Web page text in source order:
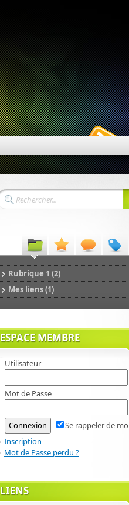
Rubrique 1 (2)
Mes liens (1)
ESPACE MEMBRE
Utilisateur
Mot de Passe
Se rappeler de
Inscription
Mot de Passe perdu ?
LIENS